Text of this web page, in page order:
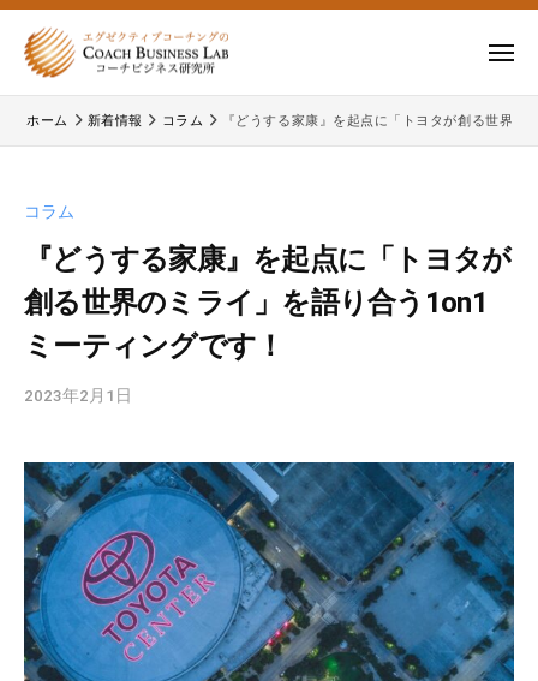
コ
ツ
株
式
社
ー
チ
ビ
ジ
ネ
研
究
所
株
式
ー
ジ
ネ
研
所
の
公
式
ホ
ー
ム
ペ
メ
ュ
ー
ホーム 新着情報 コラム 『どうする家康』を起点に「トヨタが創る世界
コラム
『どうする家康』を起点に「トヨタが
創る世界のミライ」を語り合う1on1
ミーティングです！
2023年2月1日
b
l
a
d
m
i
n
式
会
社
コ
ー
ジ
ネ
研
究
所
ー